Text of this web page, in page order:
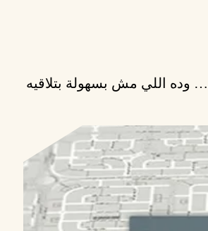
… وده اللي مش بسهولة بتلاقيه